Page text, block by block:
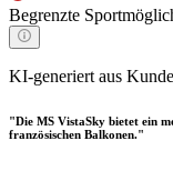
Begrenzte
KI-generiert aus
"Die MS VistaSky bietet ein
französischen Balkonen."